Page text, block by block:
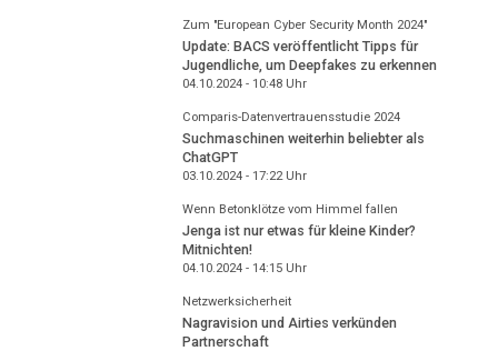
Zum "European Cyber Security Month 2024"
Update: BACS veröffentlicht Tipps für
Jugendliche, um Deepfakes zu erkennen
04.10.2024 - 10:48Uhr
Comparis-Datenvertrauensstudie 2024
Suchmaschinen weiterhin beliebter als
ChatGPT
03.10.2024 - 17:22Uhr
Wenn Betonklötze vom Himmel fallen
Jenga ist nur etwas für kleine Kinder?
Mitnichten!
04.10.2024 - 14:15Uhr
Netzwerksicherheit
Nagravision und Airties verkünden
Partnerschaft